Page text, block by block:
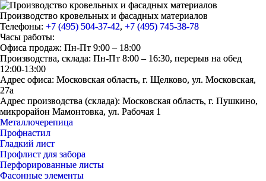
Производство кровельных и фасадных материалов
Телефоны: +7 (495) 504-37-42, +7 (495) 745-38-78
Часы работы:
Офиса продаж: Пн-Пт 9:00 – 18:00
Производства, склада: Пн-Пт 8:00 – 16:30, перерыв на обед
12:00-13:00
Адрес офиса: Московская область, г. Щелково, ул. Московская,
27а
Адрес производства (склада): Московская область, г. Пушкино,
микрорайон Мамонтовка, ул. Рабочая 1
Металлочерепица
Профнастил
Гладкий лист
Профлист для забора
Перфорированные листы
Фасонные элементы